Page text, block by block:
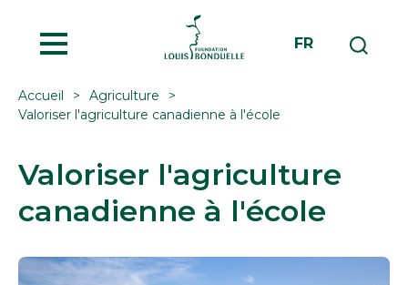
FR
Accueil
Agriculture
Valoriser l'agriculture canadienne à l'école
Valoriser l'agriculture
canadienne à l'école